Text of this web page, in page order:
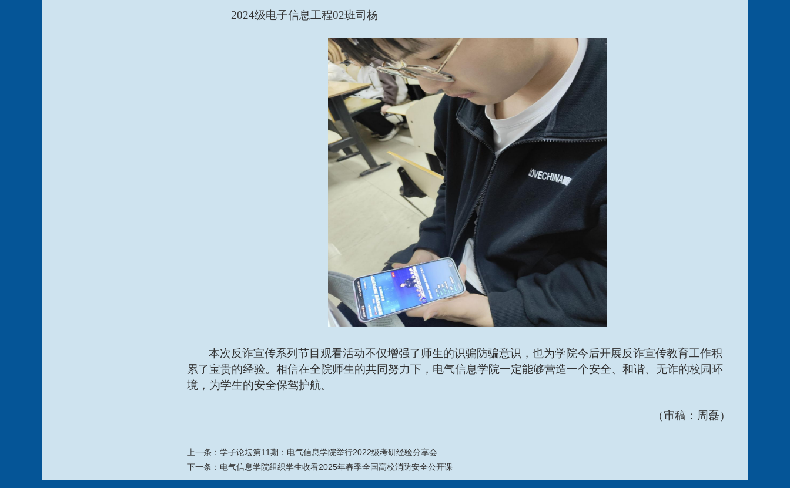
——2024级电子信息工程02班司杨
本次反诈宣传系列节目观看活动不仅增强了师生的识骗防骗意识，也为学院今后开展反诈宣传教育工作积
累了宝贵的经验。相信在全院师生的共同努力下，电气信息学院一定能够营造一个安全、和谐、无诈的校园环
境，为学生的安全保驾护航。
（审稿：周磊）
上一条： 学子论坛第11期：电气信息学院举行2022级考研经验分享会
下一条： 电气信息学院组织学生收看2025年春季全国高校消防安全公开课